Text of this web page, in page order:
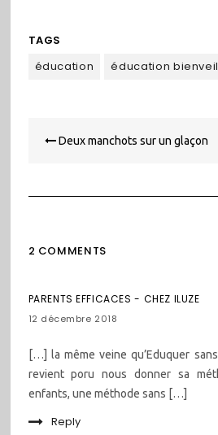
TAGS
éducation
éducation
de Deux manchots sur un glaçon
2 COMMENTS
PARENTS EFFICACES - CHEZ ILUZE
12 décembre 2018
[…] la même veine qu’Eduquer
revient poru nous donner sa
enfants, une méthode sans […]
Reply